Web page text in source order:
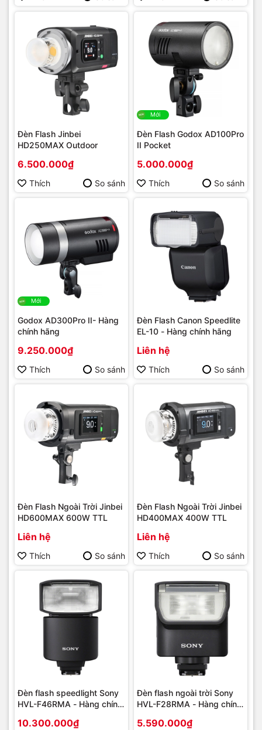
Đèn Flash Jinbei
HD250MAX Outdoor
6.500.000₫
Thích So sánh
Mới
Đèn Flash Godox AD100Pro
II Pocket
5.000.000₫
Thích So sánh
Mới
Godox AD300Pro II- Hàng
chính hãng
9.250.000₫
Thích So sánh
Đèn Flash Canon Speedlite
EL-10 - Hàng chính hãng
Liên hệ
Thích So sánh
Đèn Flash Ngoài Trời Jinbei
HD600MAX 600W TTL
Liên hệ
Thích So sánh
Đèn Flash Ngoài Trời Jinbei
HD400MAX 400W TTL
Liên hệ
Thích So sánh
Đèn flash speedlight Sony
HVL-F46RMA - Hàng chính
10.300.000₫
Đèn flash ngoài trời Sony
HVL-F28RMA - Hàng chính
5.590.000₫